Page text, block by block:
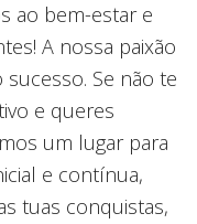
ao bem-estar e
A nossa paixão
Se não te
e queres
um lugar para
e contínua,
tuas conquistas,